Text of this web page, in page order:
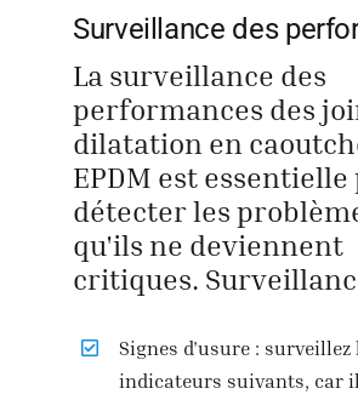
Surveillance des
La surveillance des
performances des
dilatation en
EPDM est
détecter les
qu'ils ne deviennent
critiques.
Signes d'usure : surveillez
indicateurs suivants, car